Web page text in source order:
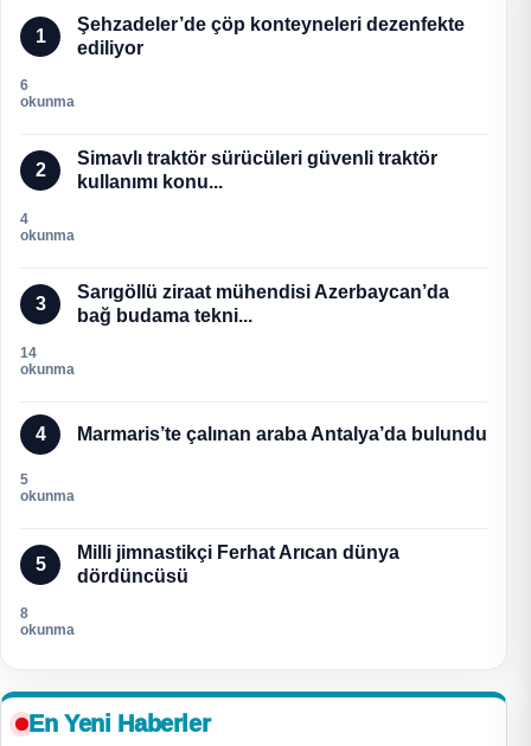
1
Şehzadeler’de çöp konteyneleri dezenfekte
ediliyor
6
okunma
2
Simavlı traktör sürücüleri güvenli traktör
kullanımı konu...
4
okunma
3
Sarıgöllü ziraat mühendisi Azerbaycan’da
bağ budama tekni...
14
okunma
4 Marmaris’te çalınan araba Antalya’da bulundu
5
okunma
5
Milli jimnastikçi Ferhat Arıcan dünya
dördüncüsü
8
okunma
En Yeni Haberler